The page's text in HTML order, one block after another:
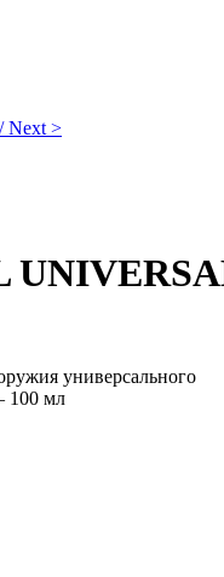
Next >
универсального
100 мл